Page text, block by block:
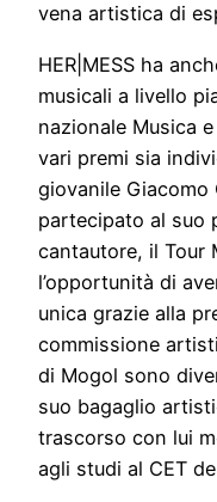
vena artistica di
HER|MESS ha
musicali a livello
nazionale Musica
vari premi sia
giovanile Giacomo
partecipato al suo
cantautore, il Tour
l’opportunità di
unica grazie alla
commissione
di Mogol sono
suo bagaglio
trascorso con lui
agli studi al CET